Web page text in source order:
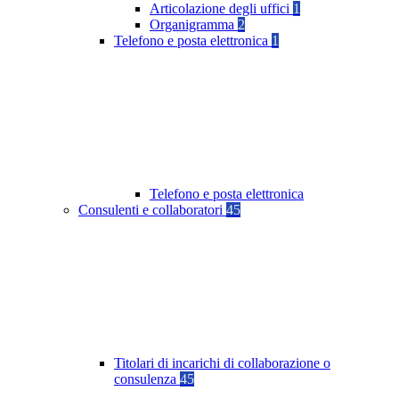
Articolazione degli uffici 1
Organigramma 2
Telefono e posta elettronica 1
Telefono e posta elettronica
Consulenti e collaboratori 45
Titolari di incarichi di collaborazione o
consulenza 45